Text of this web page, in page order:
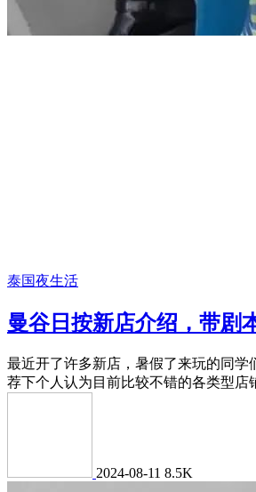
泰国夜生活
曼谷日按新店介绍，带剧
最近开了许多新店，暑假了来玩的同学
荐下个人认为目前比较不错的各类型店
2024-08-11 8.5K